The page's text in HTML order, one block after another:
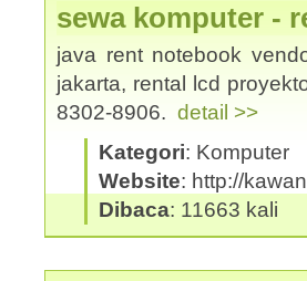
sewa komputer -
java rent notebook
jakarta, rental lcd
8302-8906. detail >>
Kategori: Komputer
Website: http://
Dibaca: 11663 kali